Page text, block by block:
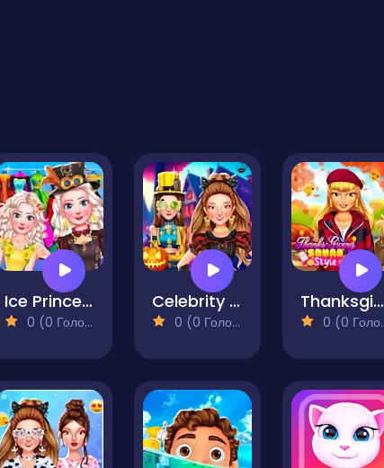
Ice Princess All Around The Fashion
0 (0 Голосів)
Celebrity Halloween Costumes
0 (0 Голосів)
Thanksgiving Squad Style
0 (0 Голосів)